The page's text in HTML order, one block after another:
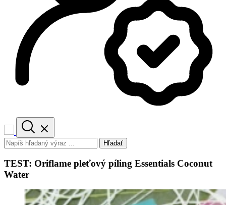
Hľadať
TEST: Oriflame pleťový píling Essentials Coconut
Water